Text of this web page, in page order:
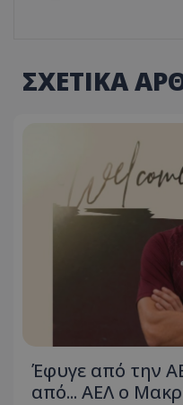
ΣΧΕΤΙΚΑ
Έφυγε από την
από... ΑΕΛ ο